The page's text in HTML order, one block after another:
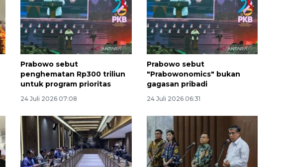
Prabowo sebut
penghematan Rp300 triliun
untuk program prioritas
24 Juli 2026 07:08
Prabowo sebut
"Prabowonomics" bukan
gagasan pribadi
24 Juli 2026 06:31